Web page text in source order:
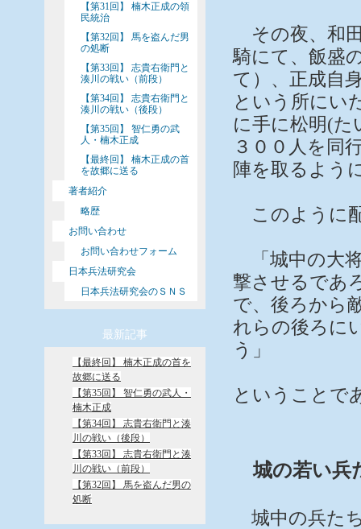
その夜、和
騎にて、飯盛
て）、正成自
という所にい
に手に松明(た
３００人を同
陣を取るよう
このように
「城中の大
撃させるであ
で、後ろから
れらの後ろに
う」
ということで
城の若い兵
城中の兵た
【第31回】 楠木正成の領
民統治
【第32回】 馬を盗んだ男
の処断
【第33回】 志貴右衛門と
湊川の戦い（前段）
【第34回】 志貴右衛門と
湊川の戦い（後段）
【第35回】 智仁勇の武
人・楠木正成
【最終回】 楠木正成の首
を故郷に送る
著者紹介
略歴
お問い合わせ
お問い合わせフォーム
日本兵法研究会
日本兵法研究会のＳＮＳ
最新記事
【最終回】 楠木正成の首を
故郷に送る
【第35回】 智仁勇の武人・
楠木正成
【第34回】 志貴右衛門と湊
川の戦い（後段）
【第33回】 志貴右衛門と湊
川の戦い（前段）
【第32回】 馬を盗んだ男の
処断